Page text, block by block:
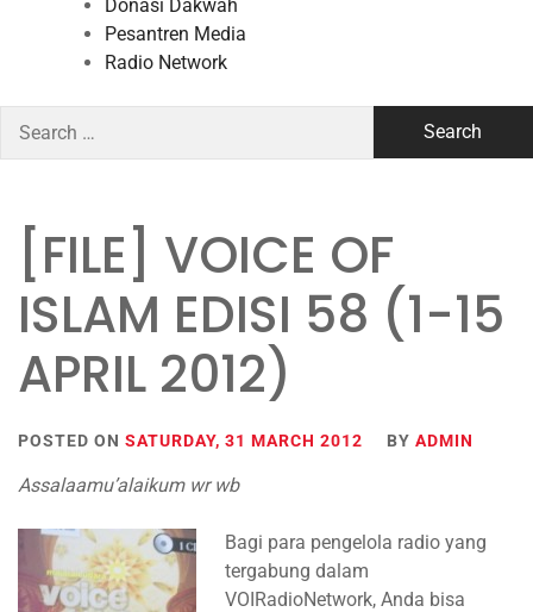
Donasi Dakwah
Pesantren Media
Radio Network
for:
[FILE] VOICE OF
ISLAM EDISI 58 (1-15
APRIL 2012)
POSTED ON SATURDAY, 31 MARCH 2012 BY ADMIN
Assalaamu’alaikum wr wb
Bagi para pengelola radio yang
tergabung dalam
VOIRadioNetwork, Anda bisa